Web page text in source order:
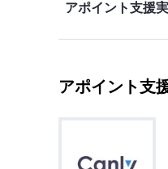
アポイント支援
アポイント支